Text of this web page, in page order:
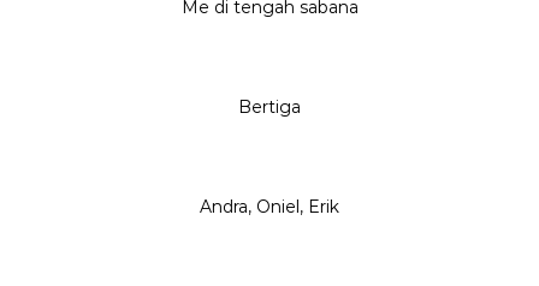
Me di tengah sabana
Bertiga
Andra, Oniel, Erik